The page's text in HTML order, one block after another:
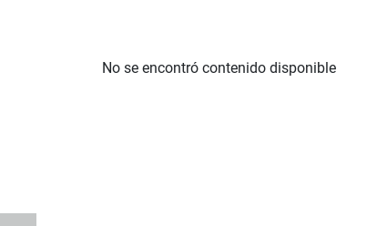
No se encontró contenido disponible